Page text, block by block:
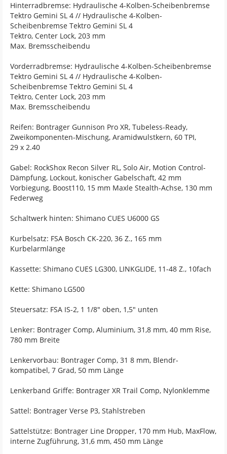
Hinterradbremse: Hydraulische 4-Kolben-Scheibenbremse
Tektro Gemini SL 4 // Hydraulische 4-Kolben-
Scheibenbremse Tektro Gemini SL 4
Tektro, Center Lock, 203 mm
Max. Bremsscheibendu
Vorderradbremse: Hydraulische 4-Kolben-Scheibenbremse
Tektro Gemini SL 4 // Hydraulische 4-Kolben-
Scheibenbremse Tektro Gemini SL 4
Tektro, Center Lock, 203 mm
Max. Bremsscheibendu
Reifen: Bontrager Gunnison Pro XR, Tubeless-Ready,
Zweikomponenten-Mischung, Aramidwulstkern, 60 TPI,
29 x 2.40
Gabel: RockShox Recon Silver RL, Solo Air, Motion Control-
Dämpfung, Lockout, konischer Gabelschaft, 42 mm
Vorbiegung, Boost110, 15 mm Maxle Stealth-Achse, 130 mm
Federweg
Schaltwerk hinten: Shimano CUES U6000 GS
Kurbelsatz: FSA Bosch CK-220, 36 Z., 165 mm
Kurbelarmlänge
Kassette: Shimano CUES LG300, LINKGLIDE, 11-48 Z., 10fach
Kette: Shimano LG500
Steuersatz: FSA IS-2, 1 1/8" oben, 1,5" unten
Lenker: Bontrager Comp, Aluminium, 31,8 mm, 40 mm Rise,
780 mm Breite
Lenkervorbau: Bontrager Comp, 31 8 mm, Blendr-
kompatibel, 7 Grad, 50 mm Länge
Lenkerband Griffe: Bontrager XR Trail Comp, Nylonklemme
Sattel: Bontrager Verse P3, Stahlstreben
Sattelstütze: Bontrager Line Dropper, 170 mm Hub, MaxFlow,
interne Zugführung, 31,6 mm, 450 mm Länge